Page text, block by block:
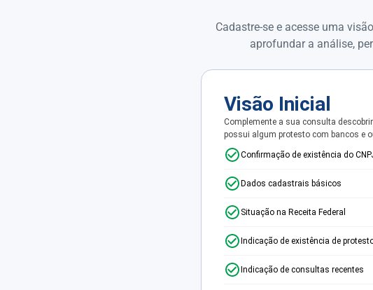
Cadastre-se e acesse uma
aprofundar a análise,
Visão Inicial
Complemente a sua consulta
possui algum protesto com bancos e
Confirmação de existência do
Dados cadastrais básicos
Situação na Receita Federal
Indicação de existência de
Indicação de consultas recentes